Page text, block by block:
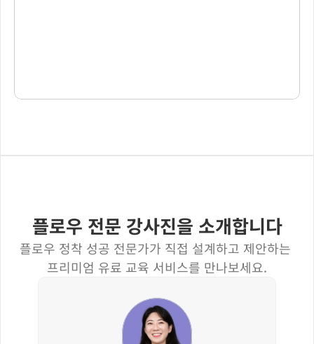
플로우 전문 강사진을 소개합니다
플로우 정착 성공 전문가가 직접 설계하고 제안하는
프리미엄 유료 교육 서비스를 만나보세요.